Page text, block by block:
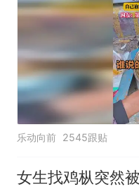
乐动向前 2545跟贴
女生找鸡枞突然